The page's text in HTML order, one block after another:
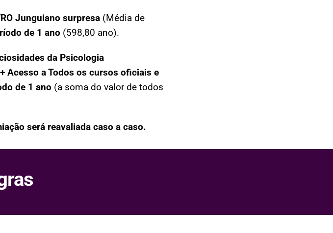
Junguiano surpresa (Média de
de 1 ano (598,80 ano).
da Psicologia
+ Acesso a Todos os cursos oficiais e
de 1 ano (a soma do valor de todos
será reavaliada caso a caso.